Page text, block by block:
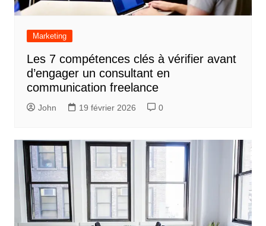
Marketing
Les 7 compétences clés à vérifier avant
d’engager un consultant en
communication freelance
John 19 février 2026 0